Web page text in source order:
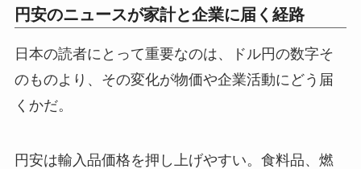
円安のニュースが家計と企業に届く経路
日本の読者にとって重要なのは、ドル円の数字そ
のものより、その変化が物価や企業活動にどう届
くかだ。
円安は輸入品価格を押し上げやすい。食料品、燃